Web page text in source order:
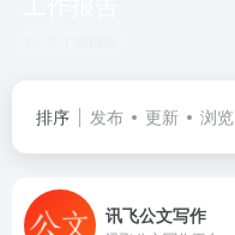
排序 发布 更新 浏览
讯飞公文写作